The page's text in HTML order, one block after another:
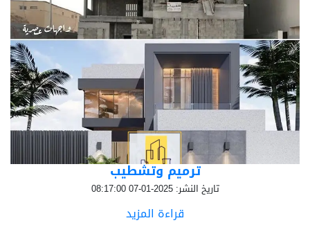
ترميم وتشطيب
تاريخ النشر: 2025-01-07 08:17:00
قراءة المزيد